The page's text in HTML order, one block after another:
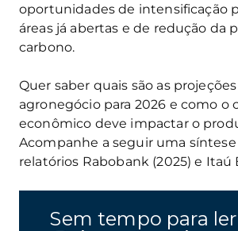
oportunidades de intensificação
áreas já abertas e de redução da
carbono.
Quer saber quais são as
agronegócio para 2026 e como o
econômico deve impactar o
Acompanhe a seguir uma
relatórios Rabobank (2025) e Itaú
Sem tempo para